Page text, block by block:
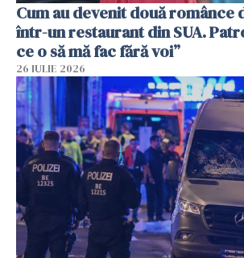
Cum au devenit două românce
într-un restaurant din SUA.
ce o să mă fac fără voi”
26 IULIE 2026